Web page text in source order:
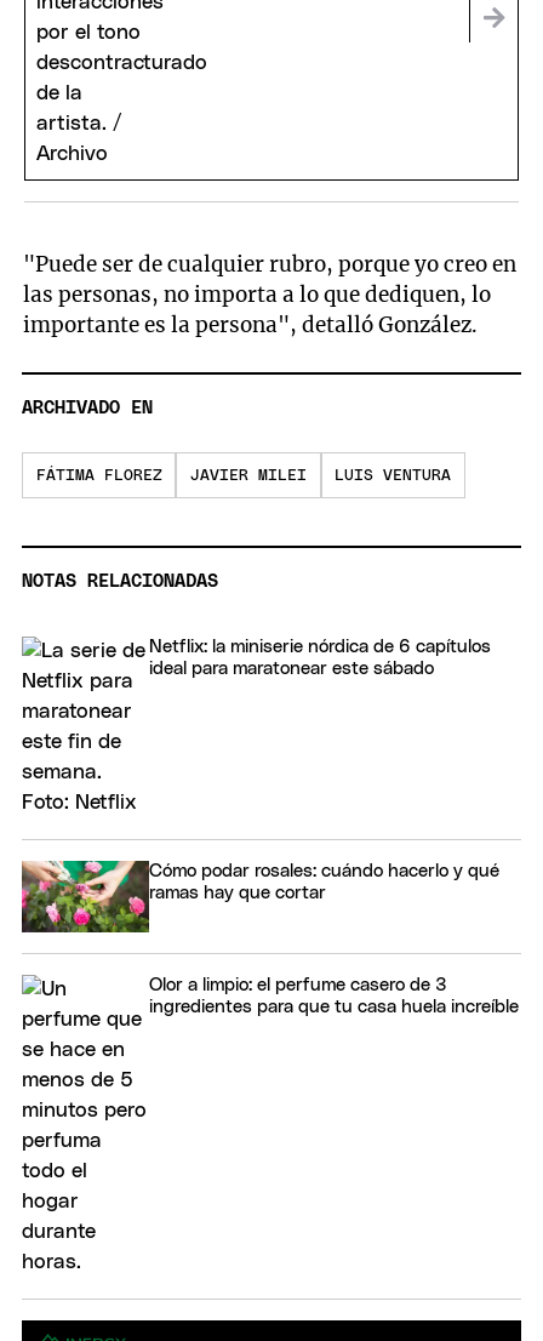
"Puede ser de cualquier rubro, porque yo creo en
las personas, no importa a lo que dediquen, lo
importante es la persona", detalló González.
ARCHIVADO EN
FÁTIMA FLOREZ JAVIER MILEI LUIS VENTURA
NOTAS RELACIONADAS
Netflix: la miniserie nórdica de 6 capítulos
ideal para maratonear este sábado
Cómo podar rosales: cuándo hacerlo y qué
ramas hay que cortar
Olor a limpio: el perfume casero de 3
ingredientes para que tu casa huela increíble